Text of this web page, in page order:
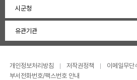
시군청
유관기관
개인정보처리방침 저작권정책
이메일무단
부서전화번호/팩스번호 안내